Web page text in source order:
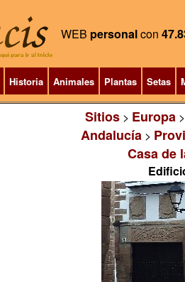
WEB personalcon
Historia Animales Plantas Setas
Sitios> Europa
Andalucía >
Casa de